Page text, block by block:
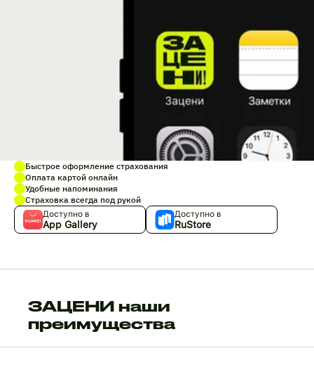
Быстрое оформление страхования
Оплата картой онлайн
Удобные напоминания
Страховка всегда под рукой
Доступно в
App Gallery
Доступно в
RuStore
ЗАЦЕНИ наши
преимущества